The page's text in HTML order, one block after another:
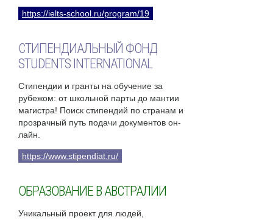
https://ielts-school.ru/program/19
СТИПЕНДИАЛЬНЫЙ ФОНД
STUDENTS INTERNATIONAL
Стипендии и гранты на обучение за
рубежом: от школьной парты до мантии
магистра! Поиск стипендий по странам и
прозрачный путь подачи документов он-
лайн.
https://www.stipendiat.ru/
ОБРАЗОВАНИЕ В АВСТРАЛИИ
Уникальный проект для людей,